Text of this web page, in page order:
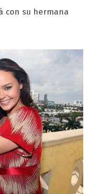
con su hermana